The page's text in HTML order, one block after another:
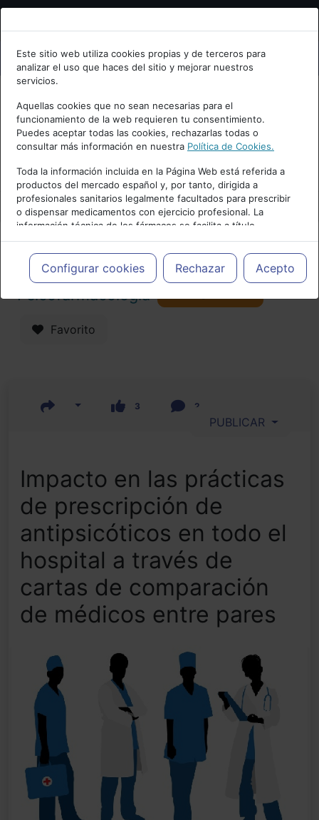
Bienvenid@ a psiquiatria.com
Escribe tu Email
Accede o regístrate con tu email.
Cancelar
Este sitio web utiliza cookies propias y de terceros para
analizar el uso que haces del sitio y mejorar nuestros
servicios.
Aquellas cookies que no sean necesarias para el
funcionamiento de la web requieren tu consentimiento.
Puedes aceptar todas las cookies, rechazarlas todas o
consultar más información en nuestra Política de Cookies.
Toda la información incluida en la Página Web está referida a
productos del mercado español y, por tanto, dirigida a
profesionales sanitarios legalmente facultados para prescribir
o dispensar medicamentos con ejercicio profesional. La
información técnica de los fármacos se facilita a título
meramente informativo, siendo responsabilidad de los
profesionales facultados prescribir medicamentos y decidir, en
cada caso concreto, el tratamiento más adecuado a las
necesidades del paciente.
Configurar cookies Rechazar Acepto
Actualidad y Artículos|
Psicofarmacología
Favorito
3 2
PUBLICAR
Impacto en las prácticas
de prescripción de
antipsicóticos en todo el
hospital a través de
cartas de comparación
de médicos entre pares